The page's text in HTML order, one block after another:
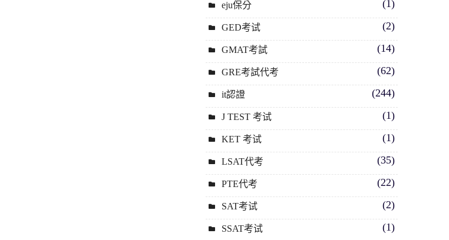
eju保分 (1)
GED考试 (2)
GMAT考試 (14)
GRE考試代考 (62)
it認證 (244)
J TEST 考试 (1)
KET 考试 (1)
LSAT代考 (35)
PTE代考 (22)
SAT考试 (2)
SSAT考试 (1)